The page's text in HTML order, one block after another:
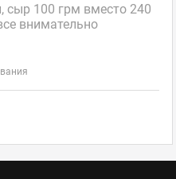
сыр 100 грм вместо 240
внимательно